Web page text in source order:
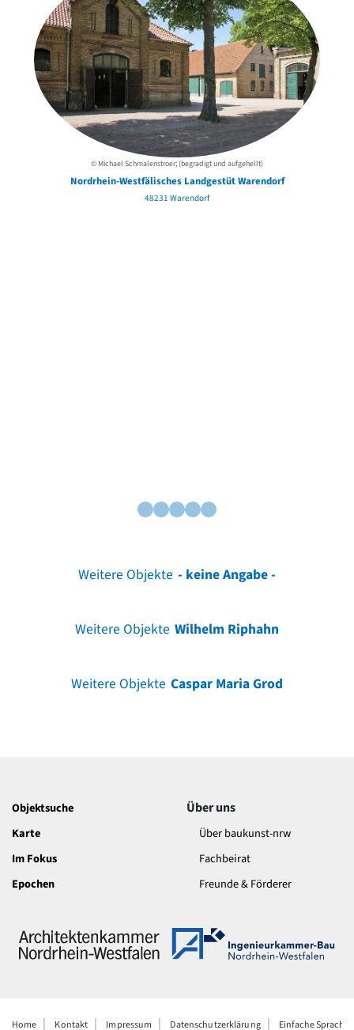
© Michael Schmalenstroer; (begradigt und aufgehellt)
Nordrhein-Westfälisches Landgestüt Warendorf
48231 Warendorf
Weitere Objekte - keine Angabe -
Weitere Objekte Wilhelm Riphahn
Weitere Objekte Caspar Maria Grod
Objektsuche
Karte
Im Fokus
Epochen
Über uns
Über baukunst-nrw
Fachbeirat
Freunde & Förderer
Home Kontakt Impressum Datenschutzerklärung Einfache Sprache